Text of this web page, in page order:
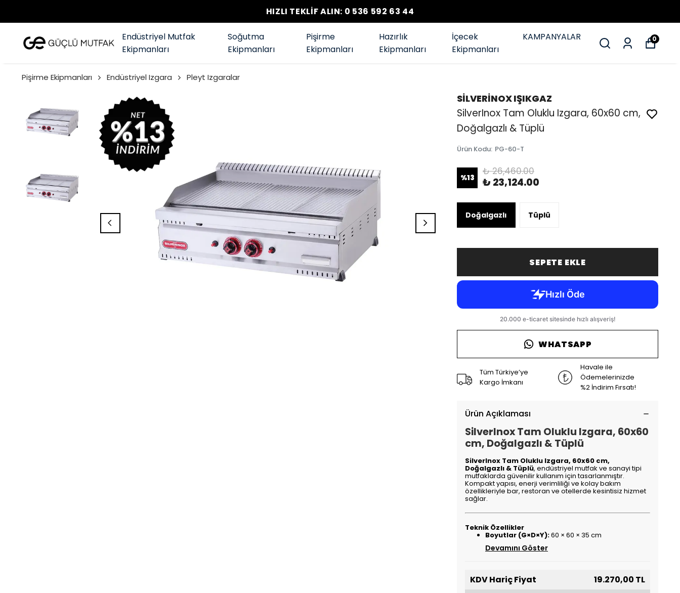
HIZLI TEKLİF ALIN: 0 536 592 63 44
Endüstriyel Mutfak
Ekipmanları
Soğutma
Ekipmanları
Pişirme
Ekipmanları
Hazırlık
Ekipmanları
İçecek
Ekipmanları
KAMPANYALAR 0
Pişirme Ekipmanları Endüstriyel Izgara Pleyt Izgaralar
SİLVERİNOX IŞIKGAZ
SilverInox Tam Oluklu Izgara, 60x60 cm,
Doğalgazlı & Tüplü
Ürün Kodu: PG-60-T
%13
₺ 26,460.00
₺ 23,124.00
Doğalgazlı Tüplü
SEPETE EKLE
WHATSAPP
Tüm Türkiye’ye
Kargo İmkanı
Havale ile
Ödemelerinizde
%2 İndirim Fırsatı!
Ürün Açıklaması
SilverInox Tam Oluklu Izgara, 60x60
cm, Doğalgazlı & Tüplü
SilverInox Tam Oluklu Izgara, 60x60 cm,
Doğalgazlı & Tüplü, endüstriyel mutfak ve sanayi tipi
mutfaklarda güvenilir kullanım için tasarlanmıştır.
Kompakt yapısı, enerji verimliliği ve kolay bakım
özellikleriyle bar, restoran ve otellerde kesintisiz hizmet
sağlar.
Teknik Özellikler
Boyutlar (G×D×Y):60 × 60 × 35 cm
Devamını Göster
KDV Hariç Fiyat
19.270,00 TL